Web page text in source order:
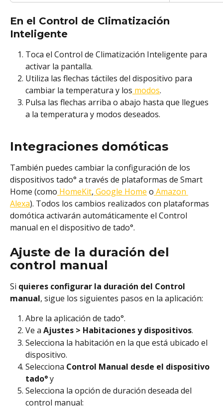
En el Control de Climatización
Inteligente
Toca el Control de Climatización Inteligente para
activar la pantalla.
Utiliza las flechas táctiles del dispositivo para
cambiar la temperatura y los modos.
Pulsa las flechas arriba o abajo hasta que llegues
a la temperatura y modos deseados.
Integraciones domóticas
También puedes cambiar la configuración de los
dispositivos tado° a través de plataformas de Smart
Home (como HomeKit, Google Home o Amazon
Alexa). Todos los cambios realizados con plataformas
domótica activarán automáticamente el Control
manual en el dispositivo de tado°.
Ajuste de la duración del
control manual
Si quieres configurar la duración del Control
manual, sigue los siguientes pasos en la aplicación:
Abre la aplicación de tado°.
Ve a Ajustes > Habitaciones y dispositivos.
Selecciona la habitación en la que está ubicado el
dispositivo.
Selecciona Control Manual desde el dispositivo
tado° y
Selecciona la opción de duración deseada del
control manual: